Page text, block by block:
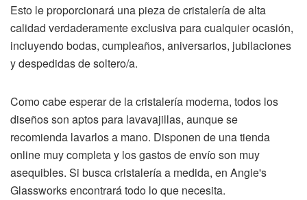
Esto le proporcionará una pieza de cristalería de alta
calidad verdaderamente exclusiva para cualquier ocasión,
incluyendo bodas, cumpleaños, aniversarios, jubilaciones
y despedidas de soltero/a.
Como cabe esperar de la cristalería moderna, todos los
diseños son aptos para lavavajillas, aunque se
recomienda lavarlos a mano. Disponen de una tienda
online muy completa y los gastos de envío son muy
asequibles. Si busca cristalería a medida, en Angie's
Glassworks encontrará todo lo que necesita.